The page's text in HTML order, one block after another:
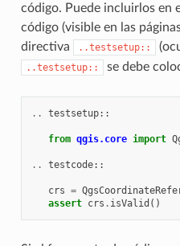
código. Puede incluirlos en
código (visible en las
directiva
..testsetup::
..testsetup:: se debe
.. testsetup::
from qgis.core import
.. testcode::
crs =
assert crs . isValid ()